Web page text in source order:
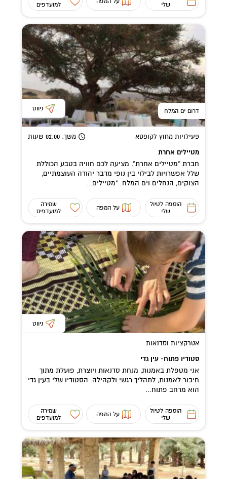
שלי
למועדפים
דרום ים המלח ניווט
פעילויות מחוץ לקופסא משך: 02:00 שעות
מטיילים אחרת
חברת "מטיילים אחרת", מציעה לכם חוויה בטבע הכוללת
שלל אפשרויות לבילוי בין נופי מדבר יהודה העוצמתיים,
הצוקים, הנחלים וים המלח. "מטיילים...
הוספה לטיול
שלי
על המפה
שמירה
למועדפים
ניווט
אטרקציות וסדנאות
סטודיו פתוח- עין גדי
אני מטפלת באמנות, מנחת סדנאות ויוצרת, פועלת מתוך
חיבור לאמנות, לתהליך רגשי ולקהילה. הסטודיו שלי בעין גדי
הוא מרחב פתוח...
הוספה לטיול
שלי
על המפה
שמירה
למועדפים